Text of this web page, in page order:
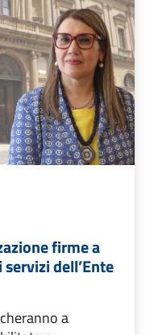
firme a
dell’Ente
a